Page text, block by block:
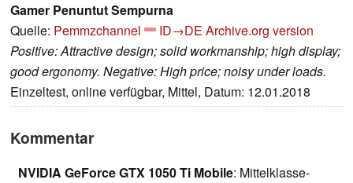
Gamer Penuntut Sempurna
Quelle: Pemmzchannel ID→DE Archive.org version
Positive: Attractive design; solid workmanship; high display;
good ergonomy. Negative: High price; noisy under loads.
Einzeltest, online verfügbar, Mittel, Datum: 12.01.2018
Kommentar
NVIDIA GeForce GTX 1050 Ti Mobile: Mittelklasse-